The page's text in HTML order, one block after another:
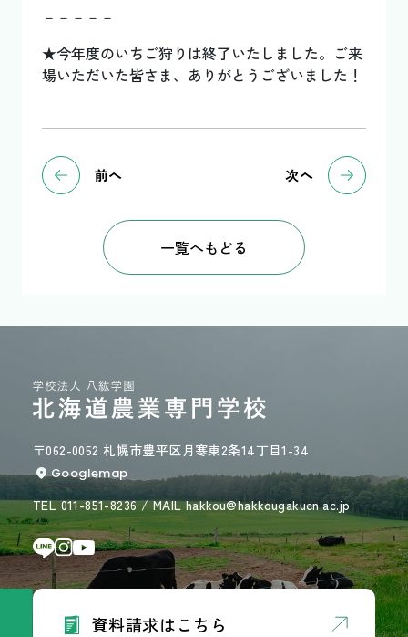
－－－－－
★今年度のいちご狩りは終了いたしました。ご来
場いただいた皆さま、ありがとうございました！
前へ
一覧へもどる
次へ
〒062-0052 札幌市豊平区月寒東2条14丁目1-34
Googlemap
TEL 011-851-8236 / MAIL hakkou@hakkougakuen.ac.jp
資料請求はこちら